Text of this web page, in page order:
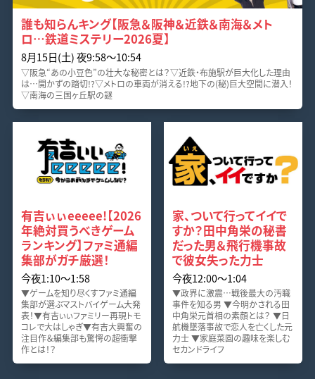
誰も知らんキング【阪急＆阪神＆近鉄＆南海＆メト
ロ…鉄道ミステリー2026夏】
8月15日(土) 夜9:58〜10:54
▽阪急“あの小豆色”の壮大な秘密とは？▽近鉄・布施駅が巨大化した理由
は…開かずの踏切!?▽メトロの車両が消える!?地下の(秘)巨大空間に潜入！
▽南海の三国ヶ丘駅の謎
有吉ぃぃeeeee!【2026
年絶対買うべきゲーム
ランキング】ファミ通編
集部がガチ厳選！
今夜1:10〜1:58
▼ゲームを知り尽くすファミ通編
集部が選ぶマストバイゲーム大発
表！▼有吉ぃぃファミリー再現トモ
コレで大はしゃぎ▼有吉大興奮の
注目作＆編集部も驚愕の超衝撃
作とは！？
家、ついて行ってイイで
すか？田中角栄の秘書
だった男＆飛行機事故
で彼女失った力士
今夜12:00〜1:04
▼政界に激震…戦後最大の汚職
事件を知る男 ▼今明かされる田
中角栄元首相の素顔とは？ ▼日
航機墜落事故で恋人を亡くした元
力士 ▼家庭菜園の趣味を楽しむ
セカンドライフ